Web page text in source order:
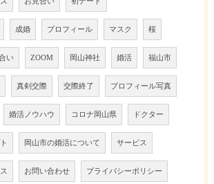
成婚 プロフィール マスク 桜
い ZOOM 岡山神社 婚活 福山市
真剣交際 交際終了 プロフィール写真
婚活ノウハウ コロナ岡山県 ドクター
岡山市の婚活について サービス
お問い合わせ プライバシーポリシー